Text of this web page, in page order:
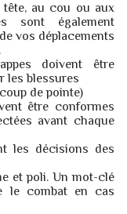
au cou ou aux
sont également
vos déplacements
doivent être
les blessures
de pointe)
être conformes
avant chaque
les décisions des
et poli. Un mot-clé
le combat en cas